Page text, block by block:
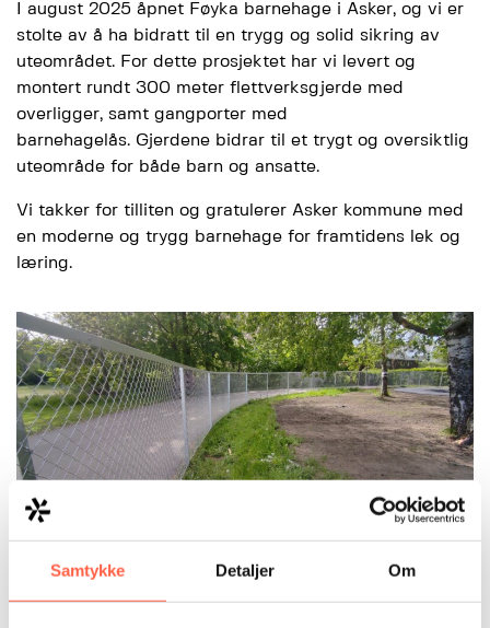
Samtykke Detaljer Om
I august 2025 åpnet Føyka barnehage i Asker, og vi er
stolte av å ha bidratt til en trygg og solid sikring av
uteområdet. For dette prosjektet har vi levert og
montert rundt 300 meter flettverksgjerde med
overligger, samt gangporter med
barnehagelås. Gjerdene bidrar til et trygt og oversiktlig
uteområde for både barn og ansatte.
Vi takker for tilliten og gratulerer Asker kommune med
en moderne og trygg barnehage for framtidens lek og
læring.